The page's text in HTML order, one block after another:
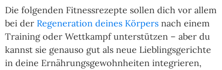
Die folgenden Fitnessrezepte sollen dich vor allem
bei der Regeneration deines Körpers nach einem
Training oder Wettkampf unterstützen – aber du
kannst sie genauso gut als neue Lieblingsgerichte
in deine Ernährungsgewohnheiten integrieren,